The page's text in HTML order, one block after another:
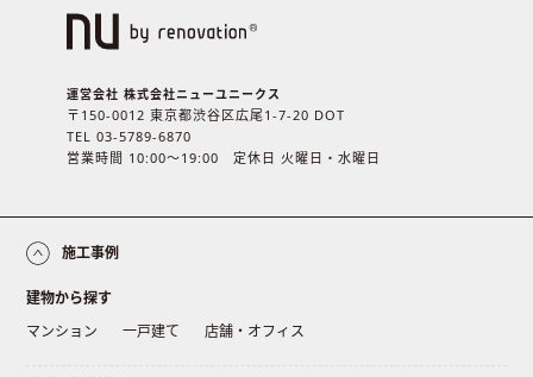
運営会社 株式会社ニューユニークス
〒150-0012 東京都渋谷区広尾1-7-20 DOT
TEL 03-5789-6870
営業時間 10:00〜19:00 定休日 火曜日・水曜日
施工事例
建物から探す
マンション
一戸建て 店舗・オフィス